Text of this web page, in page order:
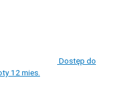
Dostęp do
12 mies.